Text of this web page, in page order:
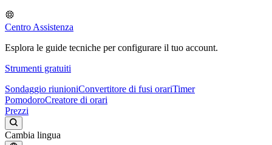
Centro Assistenza
Esplora le guide tecniche per configurare il tuo account.
Strumenti gratuiti
Sondaggio riunioniConvertitore di fusi orariTimer
PomodoroCreatore di orari
Prezzi
Cambia lingua